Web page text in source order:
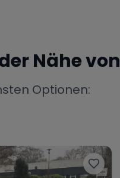
Nähe von
Optionen: